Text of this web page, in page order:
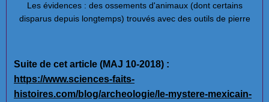
Les évidences : des ossements d'animaux (dont certains
disparus depuis longtemps) trouvés avec des outils de pierre
Suite de cet article (MAJ 10-2018) :
https://www.sciences-faits-
histoires.com/blog/archeologie/le-mystere-mexicain-